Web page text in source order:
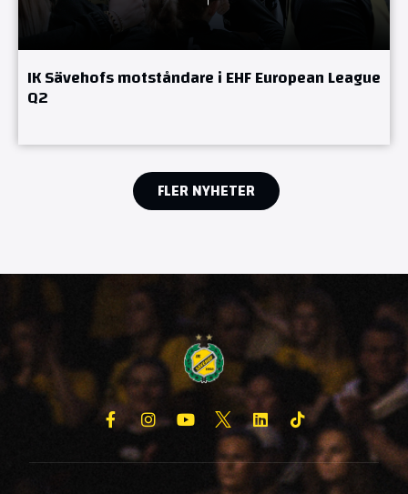
IK Sävehofs motståndare i EHF European League
Q2
FLER NYHETER